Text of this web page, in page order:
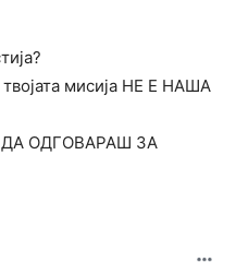
мисија НЕ Е НАША
ОДГОВАРАШ ЗА